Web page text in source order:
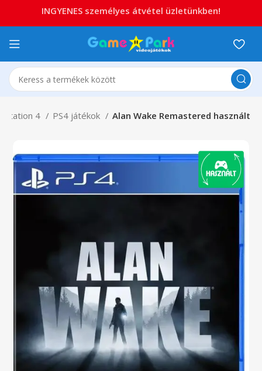
4 PS4 játékok Alan Wake Remastered használt
INGYENES személyes átvétel üzletünkben!